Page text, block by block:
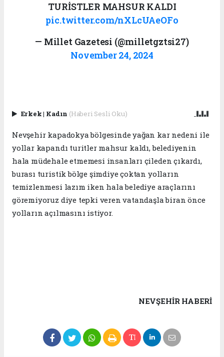
TURİSTLER MAHSUR KALDI
pic.twitter.com/nXLcUAeOFo
— Millet Gazetesi (@milletgztsi27)
November 24, 2024
Erkek| Kadın (Haberi Sesli Oku)
Nevşehir kapadokya bölgesinde yağan kar nedeni ile
yollar kapandı turitler mahsur kaldı, belediyenin
hala müdehale etmemesi insanları çileden çıkardı,
burası turistik bölge şimdiye çoktan yolların
temizlenmesi lazım iken hala belediye araçlarını
göremiyoruz diye tepki veren vatandaşla biran önce
yolların açılmasını istiyor.
NEVŞEHIR HABERİ